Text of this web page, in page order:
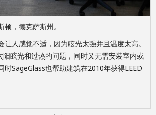
顿，德克萨斯州。
让人感觉不适，因为眩光太强并且温度太高。
阳眩光和过热的问题，同时又无需安装室内或
时SageGlass也帮助建筑在2010年获得LEED